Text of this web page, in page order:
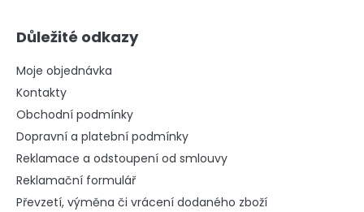
Důležité odkazy
Moje objednávka
Kontakty
Obchodní podmínky
Dopravní a platební podmínky
Reklamace a odstoupení od smlouvy
Reklamační formulář
Převzetí, výměna či vrácení dodaného zboží